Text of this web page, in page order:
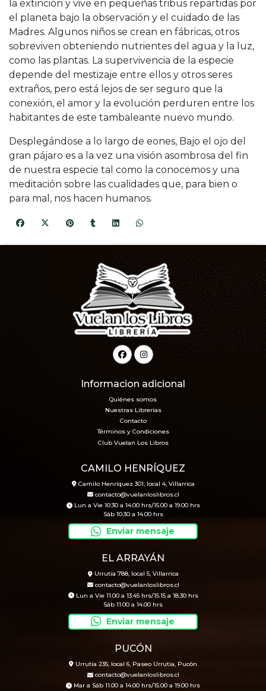
la extinción y vive en pequeñas tribus repartidas por
el planeta bajo la observación y el cuidado de las
Madres. Algunos niños se crean en fábricas, otros
sobreviven obteniendo nutrientes del agua y la luz,
como las plantas. La supervivencia de la especie
depende del mestizaje entre ellos y otros seres
extraños, pero está lejos de ser seguro que la
conexión, el amor y la evolución perduren entre los
habitantes de este tambaleante nuevo mundo.
Desplegándose a lo largo de eones, Bajo el ojo del
gran pájaro es a la vez una visión asombrosa del fin
de nuestra especie tal como la conocemos y una
meditación sobre las cualidades que, para bien o
para mal, nos hacen humanos.
Informacion adicional
Quiénes somos
Nuestras Librerías
Contacto
Términos y Condiciones
Club Vuelan Los Libros
CAMILO HENRÍQUEZ
Camilo Henríquez 301, local 4, Villarrica
contacto@vuelanloslibros.cl
Lun a Vie 10.30 a 14.00 hrs/15.00 a 19.00 hrs
Sáb 10.30 a 14.00 hrs
Enviar mensaje
EL ARRAYÁN
Urrutia 788, local 5, Villarrica
contacto@vuelanloslibros.cl
Lun a Vie 11.00 a 13.45 hrs/15.15 a 18.30 hrs
Sáb 11.00 a 14.00 hrs
Enviar mensaje
PUCÓN
Urrutia 235, local 6, Paseo Urrutia, Pucón
contacto@vuelanloslibros.cl
Mar a Sáb 11.00 a 14.00 hrs/15.00 a 19.00 hrs